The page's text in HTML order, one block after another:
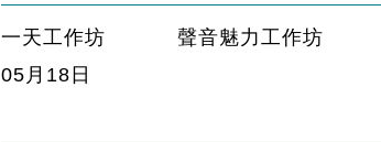
一天工作坊
05月18日
聲音魅力工作坊